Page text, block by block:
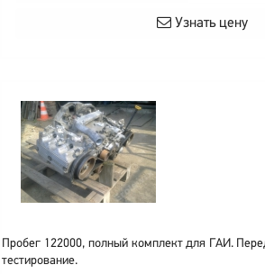
Узнать цену
Пробег 122000, полный комплект для ГАИ.
тестирование.